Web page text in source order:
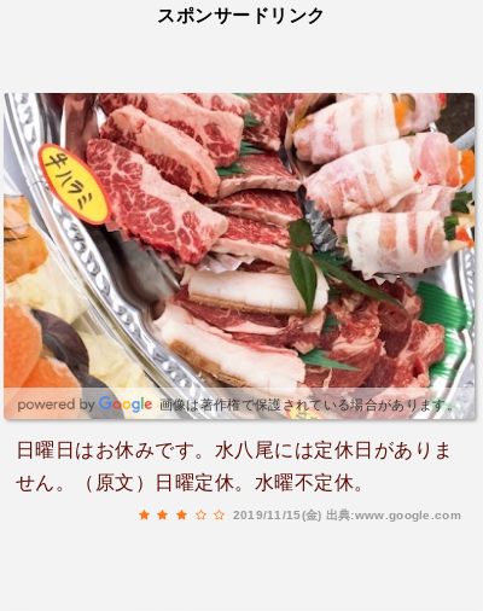
スポンサードリンク
画像は著作権で保護されている場合があります。
日曜日はお休みです。水八尾には定休日がありま
せん。（原文）日曜定休。水曜不定休。
2019/11/15(金) 出典:www.google.com